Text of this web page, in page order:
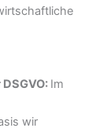
Im
wir